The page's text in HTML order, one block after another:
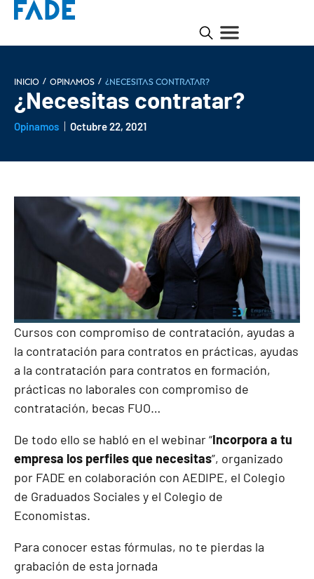
INICIO / Opinamos / ¿Necesitas contratar?
¿Necesitas contratar?
Opinamos Octubre 22, 2021
Cursos con compromiso de contratación, ayudas a
la contratación para contratos en prácticas, ayudas
a la contratación para contratos en formación,
prácticas no laborales con compromiso de
contratación, becas FUO…
De todo ello se habló en el webinar “Incorpora a tu
empresa los perfiles que necesitas”, organizado
por FADE en colaboración con AEDIPE, el Colegio
de Graduados Sociales y el Colegio de
Economistas.
Para conocer estas fórmulas, no te pierdas la
grabación de esta jornada